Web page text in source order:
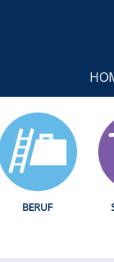
BERUF